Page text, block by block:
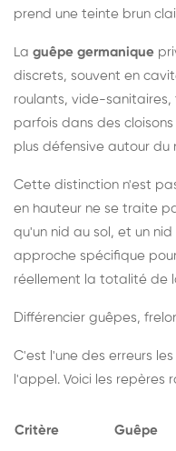
prend une teinte brun
La guêpe germanique
discrets, souvent en
roulants, vide-sanitaires,
parfois dans des
plus défensive autour du
Cette distinction n'est
en hauteur ne se traite
qu'un nid au sol, et un
approche spécifique
réellement la totalité de
Différencier guêpes,
C'est l'une des erreurs
l'appel. Voici les repères
Critère Guêpe